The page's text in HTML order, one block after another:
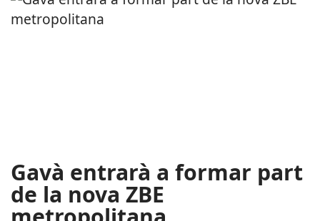
Gavà entrarà a formar part
de la nova ZBE